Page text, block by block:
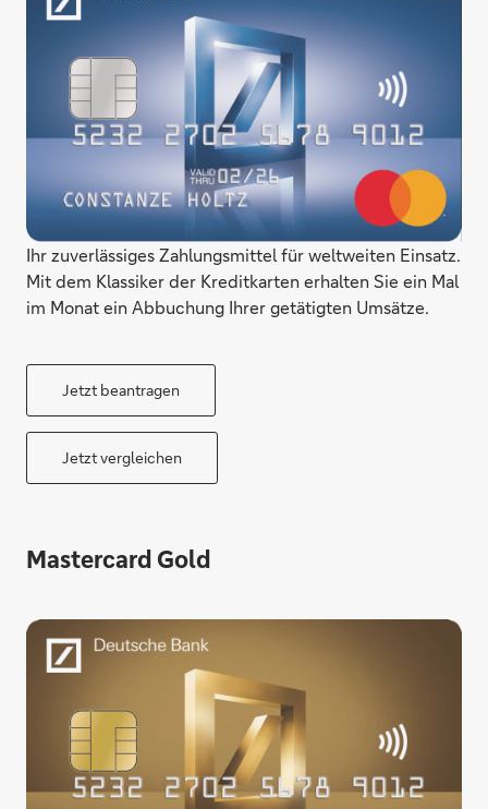
Ihr zuverlässiges Zahlungsmittel für weltweiten Einsatz.
Mit dem Klassiker der Kreditkarten erhalten Sie ein Mal
im Monat ein Abbuchung Ihrer getätigten Umsätze.
Jetzt beantragen
Jetzt vergleichen
Mastercard Gold